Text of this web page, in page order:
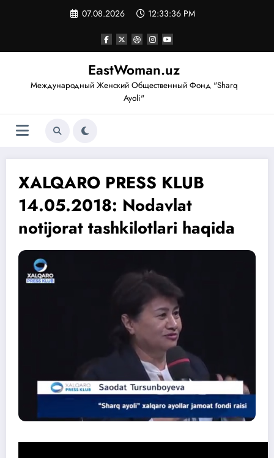
07.08.2026 12:33:36 PM
EastWoman.uz
Международный Женский Общественный Фонд "Sharq
Ayoli"
XALQARO PRESS KLUB
14.05.2018: Nodavlat
notijorat tashkilotlari haqida